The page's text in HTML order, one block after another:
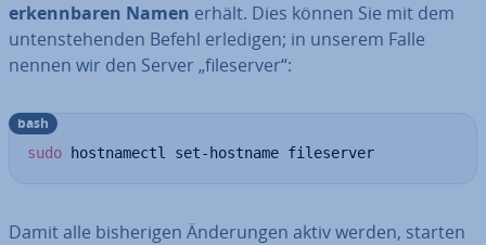
er­kenn­ba­ren Namen erhält. Dies können Sie mit dem
un­ten­ste­hen­den Befehl erledigen; in unserem Falle
nennen wir den Server „file­ser­ver“:
sudo hostnamectl set-hostname fileserver
bash
Damit alle bis­he­ri­gen Än­de­run­gen aktiv werden, starten